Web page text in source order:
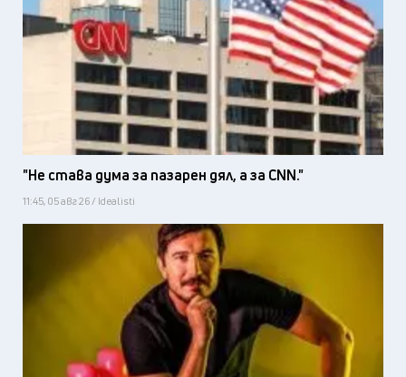
"Не става дума за пазарен дял, а за CNN."
11:45, 05 авг 26 / Idealisti